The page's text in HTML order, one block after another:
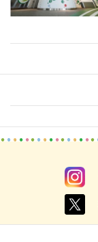
instagram
twitter